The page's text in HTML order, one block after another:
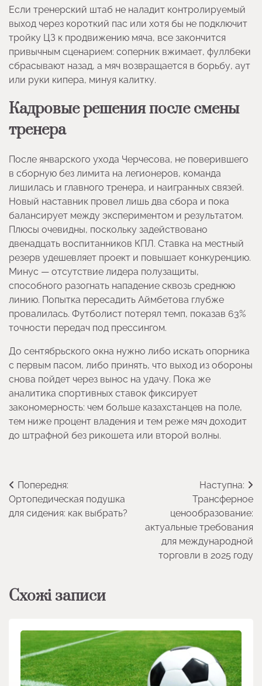
Если тренерский штаб не наладит контролируемый
выход через короткий пас или хотя бы не подключит
тройку ЦЗ к продвижению мяча, все закончится
привычным сценарием: соперник вжимает, фуллбеки
сбрасывают назад, а мяч возвращается в борьбу, аут
или руки кипера, минуя калитку.
Кадровые решения после смены
тренера
После январского ухода Черчесова, не поверившего
в сборную без лимита на легионеров, команда
лишилась и главного тренера, и наигранных связей.
Новый наставник провел лишь два сбора и пока
балансирует между экспериментом и результатом.
Плюсы очевидны, поскольку задействовано
двенадцать воспитанников КПЛ. Ставка на местный
резерв удешевляет проект и повышает конкуренцию.
Минус — отсутствие лидера полузащиты,
способного разогнать нападение сквозь среднюю
линию. Попытка пересадить Аймбетова глубже
провалилась. Футболист потерял темп, показав 63%
точности передач под прессингом.
До сентябрьского окна нужно либо искать опорника
с первым пасом, либо принять, что выход из обороны
снова пойдет через вынос на удачу. Пока же
аналитика спортивных ставок фиксирует
закономерность: чем больше казахстанцев на поле,
тем ниже процент владения и тем реже мяч доходит
до штрафной без рикошета или второй волны.
Навігація
записів
Попередня:
Ортопедическая подушка
для сидения: как выбрать?
Наступна:
Трансферное
ценообразование:
актуальные требования
для международной
торговли в 2025 году
Схожі записи